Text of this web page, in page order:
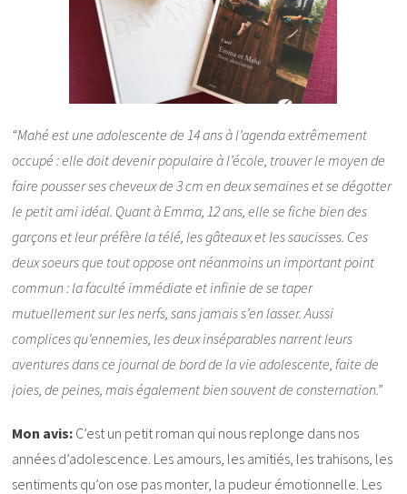
“Mahé est une adolescente de 14 ans à l’agenda extrêmement
occupé : elle doit devenir populaire à l’école, trouver le moyen de
faire pousser ses cheveux de 3 cm en deux semaines et se dégotter
le petit ami idéal. Quant à Emma, 12 ans, elle se fiche bien des
garçons et leur préfère la télé, les gâteaux et les saucisses. Ces
deux soeurs que tout oppose ont néanmoins un important point
commun : la faculté immédiate et infinie de se taper
mutuellement sur les nerfs, sans jamais s’en lasser. Aussi
complices qu’ennemies, les deux inséparables narrent leurs
aventures dans ce journal de bord de la vie adolescente, faite de
joies, de peines, mais également bien souvent de consternation.”
Mon avis: C’est un petit roman qui nous replonge dans nos
années d’adolescence. Les amours, les amitiés, les trahisons, les
sentiments qu’on ose pas monter, la pudeur émotionnelle. Les